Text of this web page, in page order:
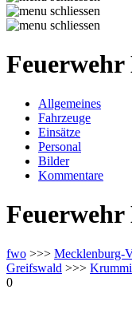
Allgemeines
Fahrzeuge
Einsätze
Personal
Bilder
Kommentare
fwo >>> Mecklenburg-
Greifswald >>>
0